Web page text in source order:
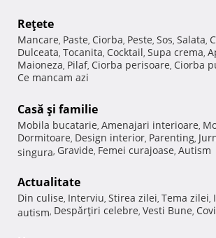
Reţete
Mancare, Paste, Ciorba, Peste, Sos, Salata,
Dulceata, Tocanita, Cocktail, Supa crema,
Maioneza, Pilaf, Ciorba perisoare, Ciorba
Ce mancam azi
Casă şi familie
Mobila bucatarie, Amenajari interioare,
Dormitoare, Design interior, Parenting,
singura, Gravide, Femei curajoase, Autism
Actualitate
Din culise, Interviu, Stirea zilei, Tema zilei,
autism, Despărţiri celebre, Vesti Bune,